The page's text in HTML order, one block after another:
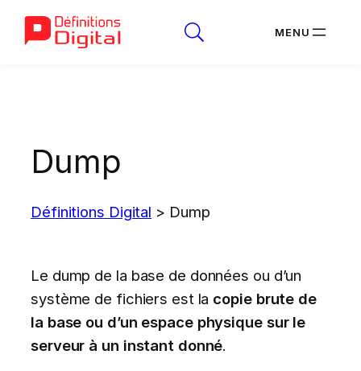
Dump
Définitions Digital > Dump
Le dump de la base de données ou d’un
système de fichiers est la copie brute de
la base ou d’un espace physique sur le
serveur à un instant donné.